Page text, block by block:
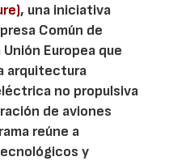
, una iniciativa
Común de
Europea que
arquitectura
no propulsiva
de aviones
reúne a
y